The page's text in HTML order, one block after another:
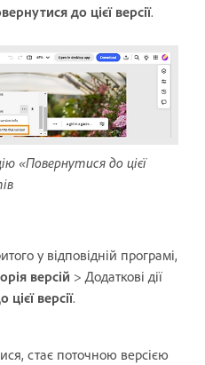
до цієї версії.
«Повернутися до цієї
у відповідній програмі,
версій > Додаткові дії
версії.
стає поточною версією